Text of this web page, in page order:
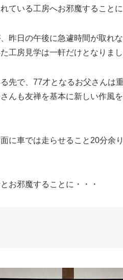
ている工房へお邪魔することに
昨日の午後に急遽時間が取れ
工房見学は一軒だけとなりまし
先で、77才となるお父さんは
んも友禅を基本に新しい作風
に車では走らせること20分余
お邪魔することに・・・